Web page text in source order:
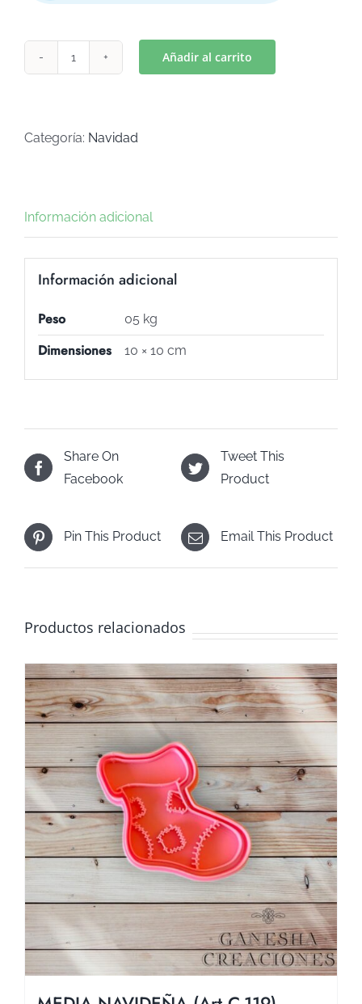
C-
Añadir al carrito
Categoría: Navidad
Información adicional
Información adicional
Peso 05 kg
Dimensiones 10 × 10 cm
Share On
Facebook
Tweet This
Product
Pin This Product Email This Product
Productos relacionados